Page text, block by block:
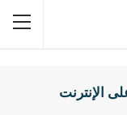
الإنترنت